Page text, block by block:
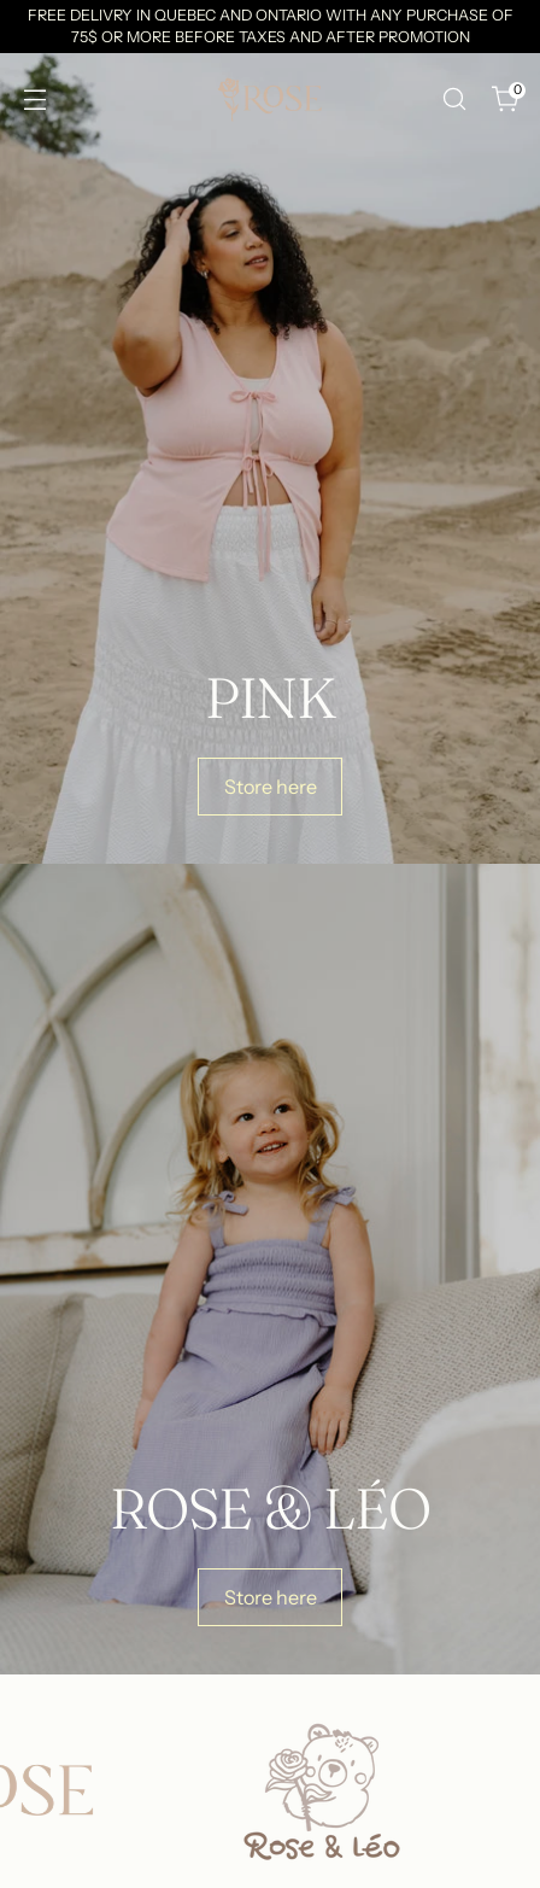
FREE DELIVRY IN QUEBEC AND ONTARIO WITH ANY PURCHASE OF
75$ OR MORE BEFORE TAXES AND AFTER PROMOTION
0
PINK
Store here
ROSE & LÉO
Store here